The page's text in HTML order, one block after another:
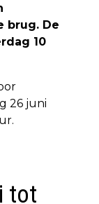
brug. De
10
26 juni
tot